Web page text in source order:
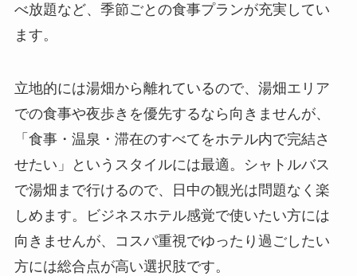
べ放題など、季節ごとの食事プランが充実してい
ます。
立地的には湯畑から離れているので、湯畑エリア
での食事や夜歩きを優先するなら向きませんが、
「食事・温泉・滞在のすべてをホテル内で完結さ
せたい」というスタイルには最適。シャトルバス
で湯畑まで行けるので、日中の観光は問題なく楽
しめます。ビジネスホテル感覚で使いたい方には
向きませんが、コスパ重視でゆったり過ごしたい
方には総合点が高い選択肢です。